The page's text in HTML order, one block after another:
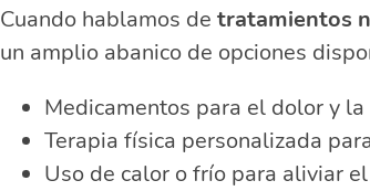
Cuando hablamos de tratamientos
un amplio abanico de opciones
Medicamentos para el dolor y
Terapia física personalizada
Uso de calor o frío para aliviar